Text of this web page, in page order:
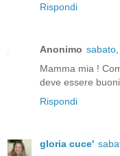
Rispondi
Anonimo
Mamma mia !
deve essere
Rispondi
gloria cuce'